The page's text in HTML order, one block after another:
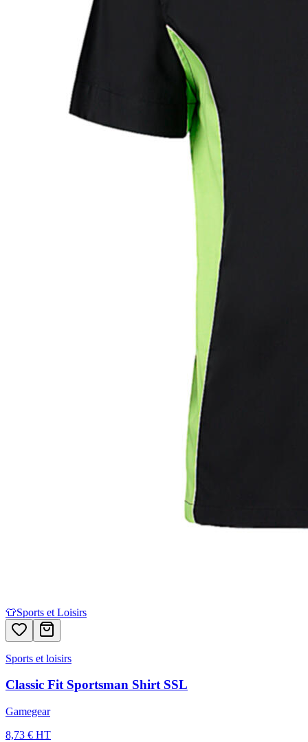
👕Sports et Loisirs
Sports et loisirs
Classic Fit Sportsman Shirt SSL
Gamegear
8,73 € HT